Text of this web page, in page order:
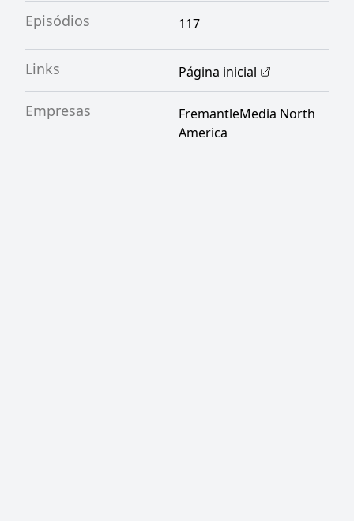
Episódios 117
Links Página inicial
Empresas
FremantleMedia North
America